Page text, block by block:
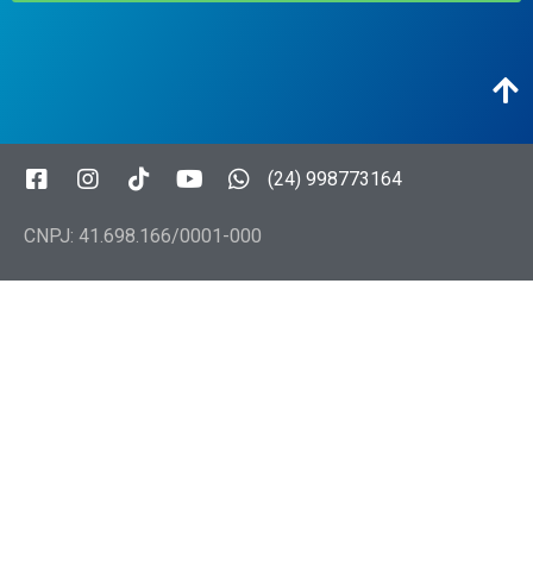
(24) 998773164
CNPJ: 41.698.166/0001-000